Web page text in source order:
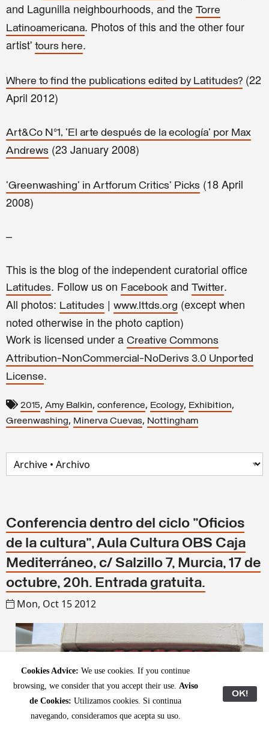
and Lagunilla neighbourhoods, and the Torre
Latinoamericana. Photos of this and the other four
artist' tours here.
Where to find the publications edited by Latitudes? (22
April 2012)
Art&Co Nº1, 'El arte después de la ecología' por Max
Andrews (23 January 2008)
'Greenwashing' in Artforum Critics’ Picks (18 April
2008)
–
This is the blog of the independent curatorial office
Latitudes. Follow us on Facebook and Twitter.
All photos: Latitudes | www.lttds.org (except when
noted otherwise in the photo caption)
Work is licensed under a Creative Commons
Attribution-NonCommercial-NoDerivs 3.0 Unported
License.
2015, Amy Balkin, conference, Ecology, Exhibition,
Greenwashing, Minerva Cuevas, Nottingham
Conferencia dentro del ciclo "Oficios
de la cultura", Aula Cultura OBS Caja
Mediterráneo, c/ Salzillo 7, Murcia, 17 de
octubre, 20h. Entrada gratuita.
Mon, Oct 15 2012
Cookies Advice: We use cookies. If you continue
browsing, we consider that you accept their use. Aviso
de Cookies: Utilizamos cookies. Si continua
navegando, consideramos que acepta su uso.
OK!